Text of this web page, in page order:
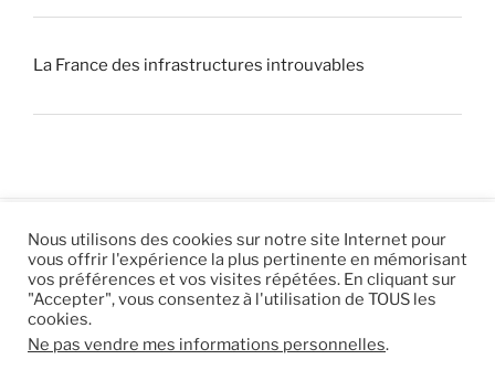
La France des infrastructures introuvables
© 2026 |Mentions légales|Hébergement Eur’Net.|
RSS|sitemap
Nous utilisons des cookies sur notre site Internet pour
vous offrir l'expérience la plus pertinente en mémorisant
vos préférences et vos visites répétées. En cliquant sur
"Accepter", vous consentez à l'utilisation de TOUS les
cookies.
Ne pas vendre mes informations personnelles.